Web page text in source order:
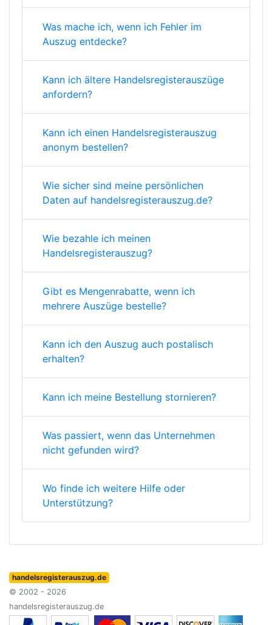
Was mache ich, wenn ich Fehler im
Auszug entdecke?
Kann ich ältere Handelsregisterauszüge
anfordern?
Kann ich einen Handelsregisterauszug
anonym bestellen?
Wie sicher sind meine persönlichen
Daten auf handelsregisterauszug.de?
Wie bezahle ich meinen
Handelsregisterauszug?
Gibt es Mengenrabatte, wenn ich
mehrere Auszüge bestelle?
Kann ich den Auszug auch postalisch
erhalten?
Kann ich meine Bestellung stornieren?
Was passiert, wenn das Unternehmen
nicht gefunden wird?
Wo finde ich weitere Hilfe oder
Unterstützung?
handelsregisterauszug.de
© 2002 - 2026
handelsregisterauszug.de